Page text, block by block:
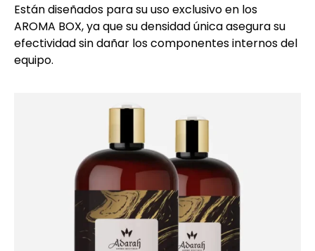
Están diseñados para su uso exclusivo en los
AROMA BOX, ya que su densidad única asegura su
efectividad sin dañar los componentes internos del
equipo.